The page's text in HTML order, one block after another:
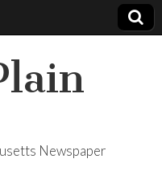
Newspaper